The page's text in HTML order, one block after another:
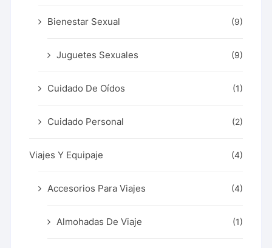
Bienestar Sexual (9)
Juguetes Sexuales (9)
Cuidado De Oídos (1)
Cuidado Personal (2)
Viajes Y Equipaje (4)
Accesorios Para Viajes (4)
Almohadas De Viaje (1)